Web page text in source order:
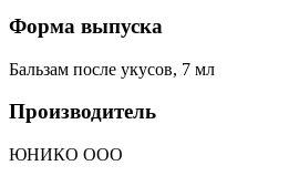
Форма выпуска
Бальзам после укусов, 7 мл
Производитель
ЮНИКО ООО